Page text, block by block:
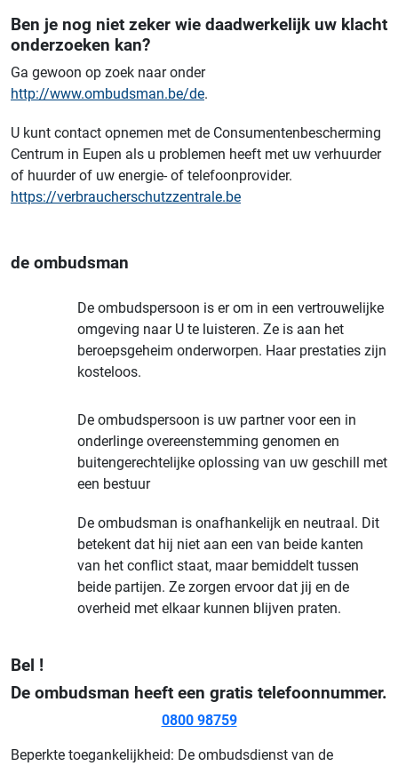
Ben je nog niet zeker wie daadwerkelijk uw klacht
onderzoeken kan?
Ga gewoon op zoek naar onder
http://www.ombudsman.be/de.
U kunt contact opnemen met de Consumentenbescherming
Centrum in Eupen als u problemen heeft met uw verhuurder
of huurder of uw energie- of telefoonprovider.
https://verbraucherschutzzentrale.be
de ombudsman
De ombudspersoon is er om in een vertrouwelijke
omgeving naar U te luisteren. Ze is aan het
beroepsgeheim onderworpen. Haar prestaties zijn
kosteloos.
De ombudspersoon is uw partner voor een in
onderlinge overeenstemming genomen en
buitengerechtelijke oplossing van uw geschill met
een bestuur
De ombudsman is onafhankelijk en neutraal. Dit
betekent dat hij niet aan een van beide kanten
van het conflict staat, maar bemiddelt tussen
beide partijen. Ze zorgen ervoor dat jij en de
overheid met elkaar kunnen blijven praten.
Bel !
De ombudsman heeft een gratis telefoonnummer.
0800 98759
Beperkte toegankelijkheid: De ombudsdienst van de